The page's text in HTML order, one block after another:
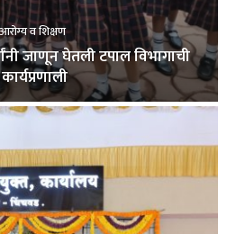
व शिक्षण
जाणून घेतली टपाल विभागाची
कार्यप्रणाली